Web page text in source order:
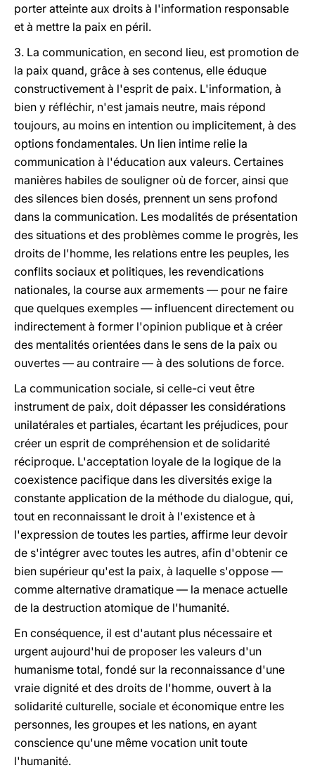
porter atteinte aux droits à l'information responsable
et à mettre la paix en péril.
3. La communication, en second lieu, est promotion de
la paix quand, grâce à ses contenus, elle éduque
constructivement à l'esprit de paix. L'information, à
bien y réfléchir, n'est jamais neutre, mais répond
toujours, au moins en intention ou implicitement, à des
options fondamentales. Un lien intime relie la
communication à l'éducation aux valeurs. Certaines
manières habiles de souligner où de forcer, ainsi que
des silences bien dosés, prennent un sens profond
dans la communication. Les modalités de présentation
des situations et des problèmes comme le progrès, les
droits de l'homme, les relations entre les peuples, les
conflits sociaux et politiques, les revendications
nationales, la course aux armements — pour ne faire
que quelques exemples — influencent directement ou
indirectement à former l'opinion publique et à créer
des mentalités orientées dans le sens de la paix ou
ouvertes — au contraire — à des solutions de force.
La communication sociale, si celle-ci veut être
instrument de paix, doit dépasser les considérations
unilatérales et partiales, écartant les préjudices, pour
créer un esprit de compréhension et de solidarité
réciproque. L'acceptation loyale de la logique de la
coexistence pacifique dans les diversités exige la
constante application de la méthode du dialogue, qui,
tout en reconnaissant le droit à l'existence et à
l'expression de toutes les parties, affirme leur devoir
de s'intégrer avec toutes les autres, afin d'obtenir ce
bien supérieur qu'est la paix, à laquelle s'oppose —
comme alternative dramatique — la menace actuelle
de la destruction atomique de l'humanité.
En conséquence, il est d'autant plus nécessaire et
urgent aujourd'hui de proposer les valeurs d'un
humanisme total, fondé sur la reconnaissance d'une
vraie dignité et des droits de l'homme, ouvert à la
solidarité culturelle, sociale et économique entre les
personnes, les groupes et les nations, en ayant
conscience qu'une même vocation unit toute
l'humanité.